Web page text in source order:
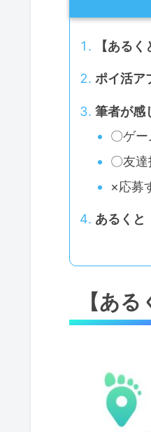
【ある
ポイ活ア
筆者が感
〇ゲ
〇友
×応募
あるく
【あ